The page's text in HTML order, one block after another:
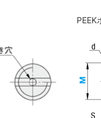
PEEK